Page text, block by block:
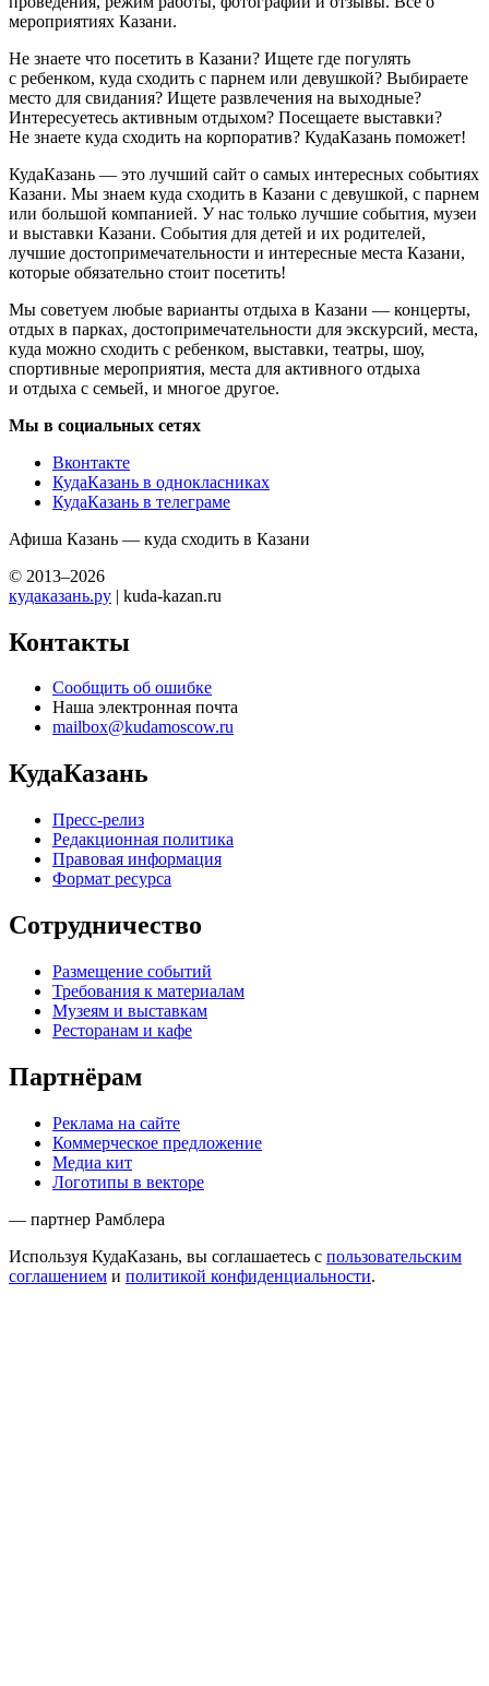
мероприятиях Казани.
Не знаете что посетить в Казани? Ищете где погулять
с ребенком, куда сходить с парнем или девушкой? Выбираете
место для свидания? Ищете развлечения на выходные?
Интересуетесь активным отдыхом? Посещаете выставки?
Не знаете куда сходить на корпоратив? КудаКазань поможет!
КудаКазань — это лучший сайт о самых интересных событиях
Казани. Мы знаем куда сходить в Казани с девушкой, с парнем
или большой компанией. У нас только лучшие события, музеи
и выставки Казани. События для детей и их родителей,
лучшие достопримечательности и интересные места Казани,
которые обязательно стоит посетить!
Мы советуем любые варианты отдыха в Казани — концерты,
отдых в парках, достопримечательности для экскурсий, места,
куда можно сходить с ребенком, выставки, театры, шоу,
спортивные мероприятия, места для активного отдыха
и отдыха с семьей, и многое другое.
Мы в социальных сетях
Вконтакте
КудаКазань в однокласниках
КудаКазань в телеграме
Афиша Казань — куда сходить в Казани
© 2013–2026
кудаказань.ру | kuda-kazan.ru
Контакты
Сообщить об ошибке
Наша электронная почта
mailbox@kudamoscow.ru
КудаКазань
Пресс-релиз
Редакционная политика
Правовая информация
Формат ресурса
Сотрудничество
Размещение событий
Требования к материалам
Музеям и выставкам
Ресторанам и кафе
Партнёрам
Реклама на сайте
Коммерческое предложение
Медиа кит
Логотипы в векторе
— партнер Рамблера
Используя КудаКазань, вы соглашаетесь с пользовательским
соглашением и политикой конфиденциальности.